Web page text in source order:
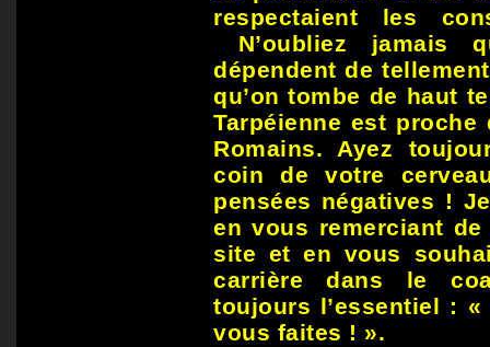
respectaient les
N’oubliez jamais
dépendent de
qu’on tombe de haut
Tarpéienne est
Romains. Ayez
coin de votre
pensées négatives !
en vous remerciant
site et en vous
carrière dans le
toujours l’essentiel :
vous faites ! ».